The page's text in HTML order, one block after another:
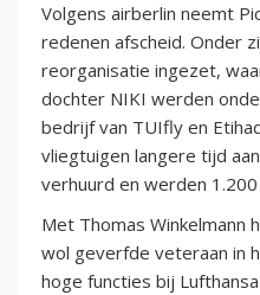
Volgens airberlin neemt
redenen afscheid. Onder
reorganisatie ingezet,
dochter NIKI werden
bedrijf van TUIfly en
vliegtuigen langere tijd
verhuurd en werden
Met Thomas Winkelmann
wol geverfde veteraan in
hoge functies bij